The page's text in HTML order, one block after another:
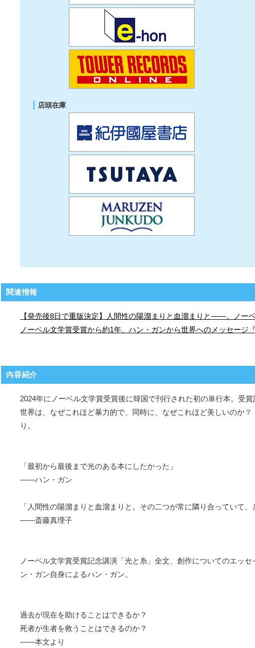
店頭在庫
関連情報
【発売後8日で重版決定】人間性の陽溜まりと血溜まりと——。ノー
ノーベル文学賞受賞から約1年、ハン・ガンから世界へのメッセージ
内容紹介
2024年にノーベル文学賞受賞後に韓国で刊行された初の単行本。受
世界は、なぜこれほど暴力的で、同時に、なぜこれほど美しいのか
り。
「最初から最後まで光のある本にしたかった」
――ハン・ガン
「人間性の陽溜まりと血溜まりと。その二つが常に隣り合っていて
――斎藤真理子
ノーベル文学賞受賞記念講演「光と糸」全文、創作についてのエッ
ン・ガン自身によるハン・ガン。
過去が現在を助けることはできるか？
死者が生者を救うことはできるのか？
――本文より